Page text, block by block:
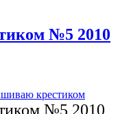
№5 2010
крестиком
№5 2010